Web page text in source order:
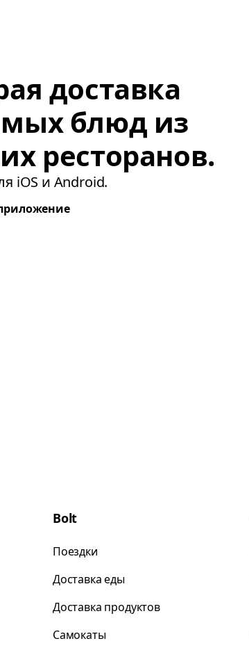
доставка
блюд из
ресторанов.
iOS и Android.
Bolt
Поездки
Доставка еды
Доставка продуктов
Самокаты